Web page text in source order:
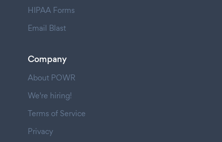
HIPAA Forms
Email Blast
Company
About POWR
We're hiring!
Terms of Service
Privacy